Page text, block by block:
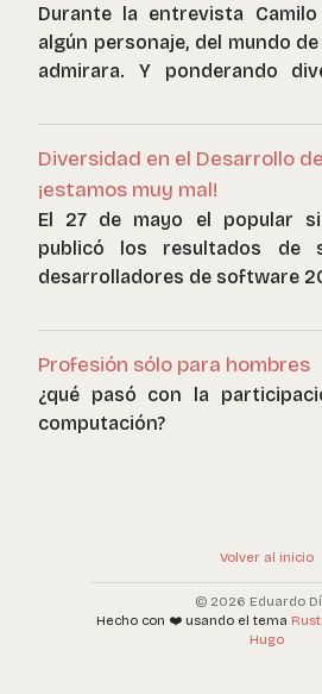
Durante la entrevista
algún personaje, del mundo
admirara. Y ponderando
expresé mi admiración
Hamilton.
Diversidad en el Desarrollo
¡estamos muy mal!
El 27 de mayo el popular
publicó los resultados de
desarrolladores de software
Profesión sólo para hombres
¿qué pasó con la
computación?
Volver al inicio
© 2026 Eduardo
Hecho con ❤️ usando el tema
Hugo